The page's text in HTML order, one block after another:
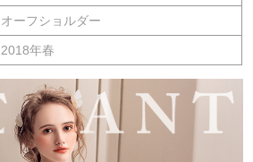
オーフショルダー
2018年春